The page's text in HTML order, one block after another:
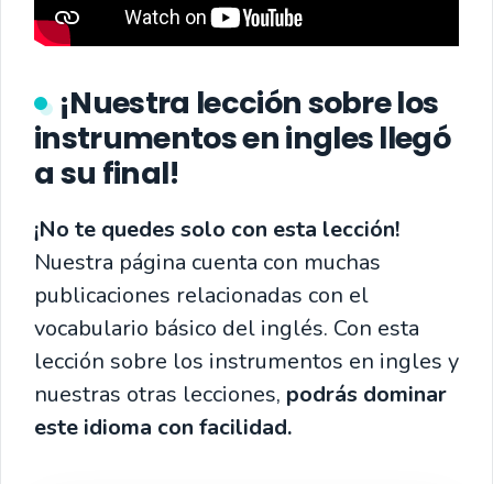
¡Nuestra lección sobre los
instrumentos en ingles llegó
a su final!
¡No te quedes solo con esta lección!
Nuestra página cuenta con muchas
publicaciones relacionadas con el
vocabulario básico del inglés. Con esta
lección sobre los instrumentos en ingles y
nuestras otras lecciones, podrás dominar
este idioma con facilidad.